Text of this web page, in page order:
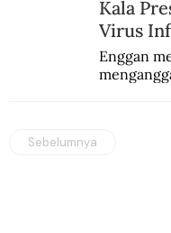
Kala
Virus
Enggan
Sebelumnya